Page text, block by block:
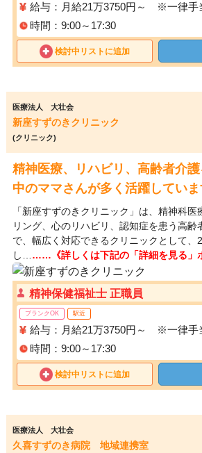
給与：月給21万3750円～ ※一律手
時間：9:00～17:30
検討中リストに追加
医療法人 大壮会
新座すずのきクリニック
(クリニック)
精神医療、リハビリ、高齢者介
中のママさんが多く活躍していま
「新座すずのきクリニック」は、精神科
リング、心のリハビリ、認知症を患う高齢
で、幅広く対応できるクリニックとして、
し… ……《詳しくは下記の「詳細を見る」
精神保健福祉士 正職員
ブランクOK 駅近
給与：月給21万3750円～ ※一律手
時間：9:00～17:30
検討中リストに追加
医療法人 大壮会
久喜すずのき病院 地域連携室